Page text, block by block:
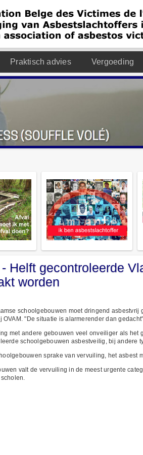
Praktisch advies Vergoeding
Helft gecontroleerde
worden
schoolgebouwen moet dringend
"De situatie is alarmerender dan
met andere gebouwen veel onveiliger als het
schoolgebouwen asbestveilig, bij andere
sprake van vervuiling, het asbest
valt de vervuiling in de meest urgente